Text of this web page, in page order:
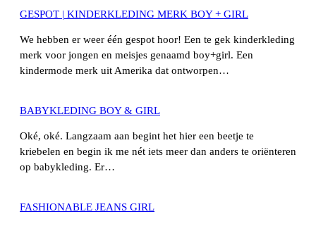
GESPOT | KINDERKLEDING MERK BOY + GIRL
We hebben er weer één gespot hoor! Een te gek kinderkleding
merk voor jongen en meisjes genaamd boy+girl. Een
kindermode merk uit Amerika dat ontworpen…
BABYKLEDING BOY & GIRL
Oké, oké. Langzaam aan begint het hier een beetje te
kriebelen en begin ik me nét iets meer dan anders te oriënteren
op babykleding. Er…
FASHIONABLE JEANS GIRL